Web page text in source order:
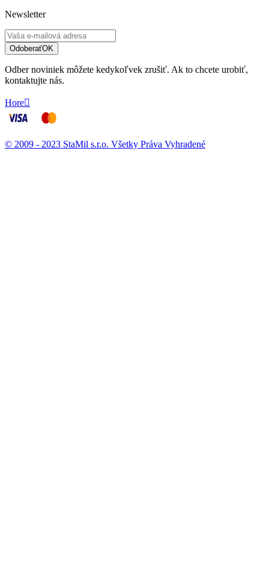
Newsletter
OdoberaťOK
Odber noviniek môžete kedykoľvek zrušiť. Ak to chcete urobiť,
kontaktujte nás.
Hore
© 2009 - 2023 StaMil s.r.o. Všetky Práva Vyhradené